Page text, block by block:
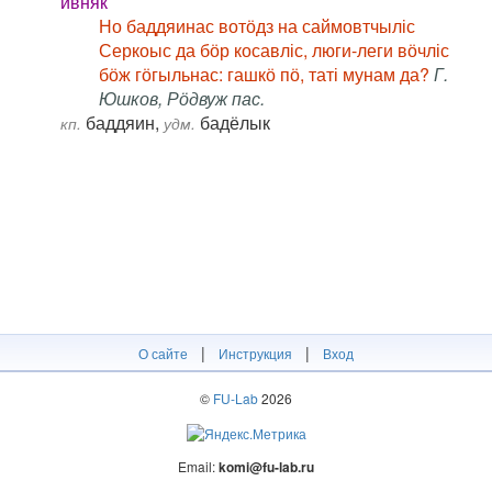
Но баддяинас вотӧдз на саймовтчыліс
Серкоыс да бӧр косавліс, люги-леги вӧчліс
бӧж гӧгыльнас: гашкӧ пӧ, таті мунам да? Г.
Юшков, Рӧдвуж пас.
кп. баддяин, удм. бадёлык
О сайте | Инструкция | Вход
© FU-Lab2026
Email:komi@fu-lab.ru